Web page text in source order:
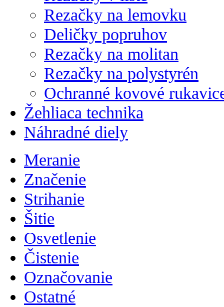
Rezačky na lemovku
Deličky popruhov
Rezačky na molitan
Rezačky na polystyrén
Ochranné kovové
Žehliaca technika
Náhradné diely
Meranie
Značenie
Strihanie
Šitie
Osvetlenie
Čistenie
Označovanie
Ostatné